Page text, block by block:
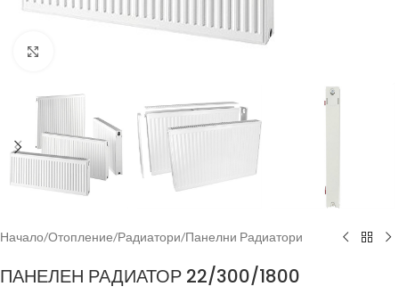
Начало/Отопление/Радиатори/Панелни Радиатори
ПАНЕЛЕН РАДИАТОР 22/300/1800